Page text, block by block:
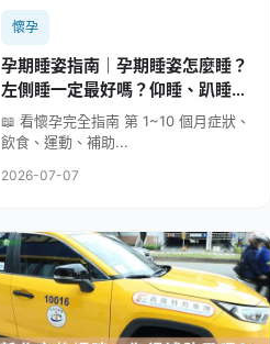
懷孕
孕期睡姿指南｜孕期睡姿怎麼睡？
左側睡一定最好嗎？仰睡、趴睡、
孕婦枕怎麼選
📖 看懷孕完全指南 第 1~10 個月症狀、
飲食、運動、補助...
2026-07-07